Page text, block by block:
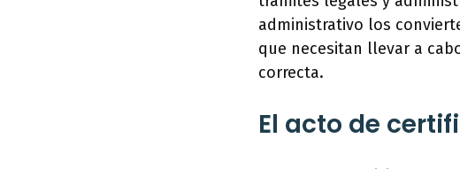
administrativo los
que necesitan llevar a
correcta.
El acto de